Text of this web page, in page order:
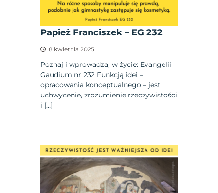
Papież Franciszek – EG 232
8 kwietnia 2025
Poznaj i wprowadzaj w życie: Evangelii
Gaudium nr 232 Funkcją idei –
opracowania konceptualnego – jest
uchwycenie, zrozumienie rzeczywistości
i […]